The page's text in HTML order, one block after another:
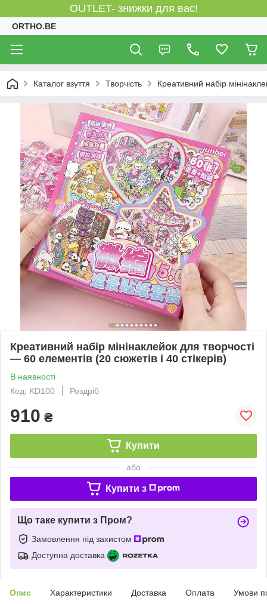
OUTLET- знижки для вас!
ORTHO.BE
Каталог взуття Творчість Креативний набір
Креативний набір мінінаклейок для творчості
— 60 елементів (20 сюжетів і 40 стікерів)
В наявності
Код: KD100
Роздріб
910 ₴
Купити
або
Купити з
Що таке купити з Пром?
Замовлення під захистом
Доступна доставка
Опис Характеристики Доставка Оплата Умови